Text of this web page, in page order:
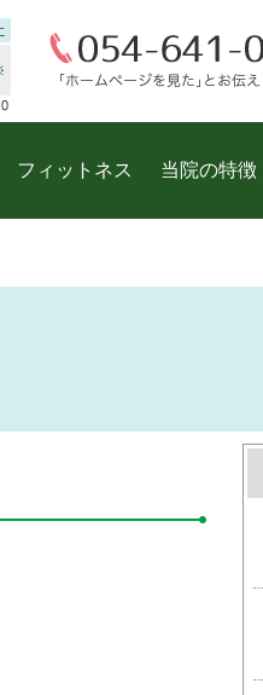
フィットネス 当院の特徴